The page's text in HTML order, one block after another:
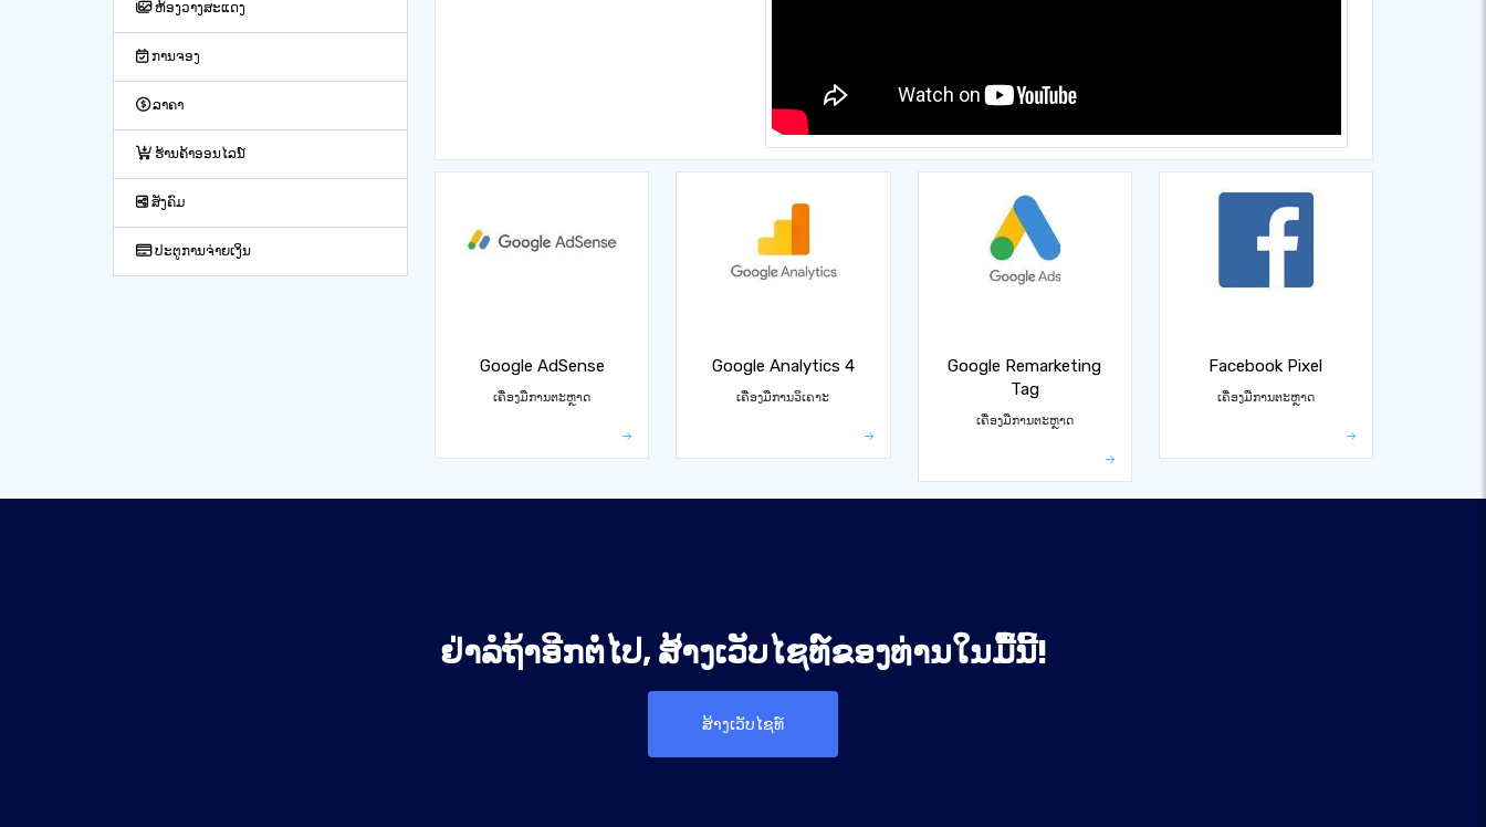
ຫ້ອງວາງສະແດງ
ການຈອງ
ລາຄາ
ຮ້ານຄ້າອອນໄລນ໌
ສັງຄົມ
ປະຕູການຈ່າຍເງິນ
Google AdSense
ເຄື່ອງມືການຕະຫຼາດ
Google Analytics 4
ເຄື່ອງມືການວິເຄາະ
Google Remarketing
Tag
ເຄື່ອງມືການຕະຫຼາດ
Facebook Pixel
ເຄື່ອງມືການຕະຫຼາດ
ຢ່າລໍຖ້າອີກຕໍ່ໄປ, ສ້າງເວັບໄຊທ໌ຂອງທ່ານໃນມື້ນີ້!
ສ້າງເວັບໄຊທ໌